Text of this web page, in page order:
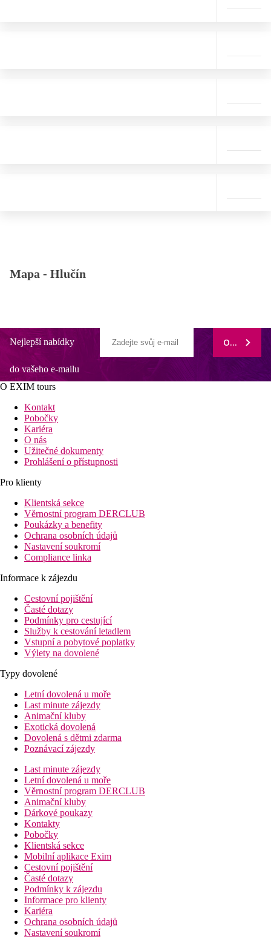
Mapa - Hlučín
Nejlepší nabídky
do vašeho e-mailu
ODEBÍRAT
O EXIM tours
Kontakt
Pobočky
Kariéra
O nás
Užitečné dokumenty
Prohlášení o přístupnosti
Pro klienty
Klientská sekce
Věrnostní program DERCLUB
Poukázky a benefity
Ochrana osobních údajů
Nastavení soukromí
Compliance linka
Informace k zájezdu
Cestovní pojištění
Časté dotazy
Podmínky pro cestující
Služby k cestování letadlem
Vstupní a pobytové poplatky
Výlety na dovolené
Typy dovolené
Letní dovolená u moře
Last minute zájezdy
Animační kluby
Exotická dovolená
Dovolená s dětmi zdarma
Poznávací zájezdy
Last minute zájezdy
Letní dovolená u moře
Věrnostní program DERCLUB
Animační kluby
Dárkové poukazy
Kontakty
Pobočky
Klientská sekce
Mobilní aplikace Exim
Cestovní pojištění
Časté dotazy
Podmínky k zájezdu
Informace pro klienty
Kariéra
Ochrana osobních údajů
Nastavení soukromí